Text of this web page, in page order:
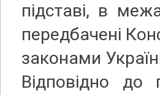
підставі, в
передбачені
законами
Відповідно до